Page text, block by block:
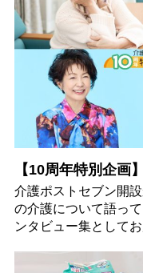
【10周年特別企画
介護ポストセブン開
の介護について語っ
ンタビュー集としてお